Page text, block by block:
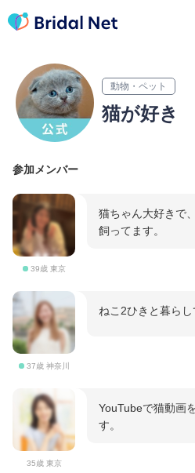
動物・ペット
猫が好き
参加メンバー
39歳 東京
猫ちゃん大好きで
飼ってます。
37歳 神奈川
ねこ2ひきと暮らし
35歳 東京
YouTubeで猫動画
す。